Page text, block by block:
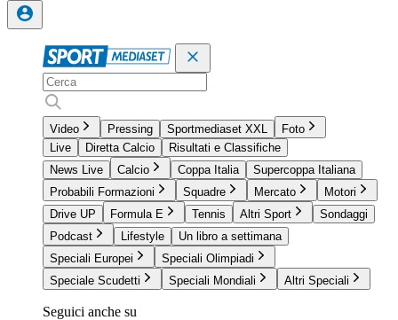
Video Pressing Sportmediaset XXL
Foto
Live
Diretta Calcio
Risultati e Classifiche
News Live
Calcio Coppa Italia
Supercoppa Italiana
Probabili Formazioni
Squadre Mercato
Motori
Drive UP
Formula E Tennis Altri Sport
Sondaggi
Podcast
Lifestyle
Un libro a settimana
Speciali Europei
Speciali Olimpiadi
Speciale Scudetti
Speciali Mondiali Altri Speciali
Seguici anche su